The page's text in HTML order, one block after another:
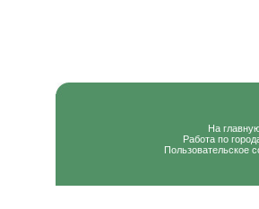
На
Работа по
Пользовательское